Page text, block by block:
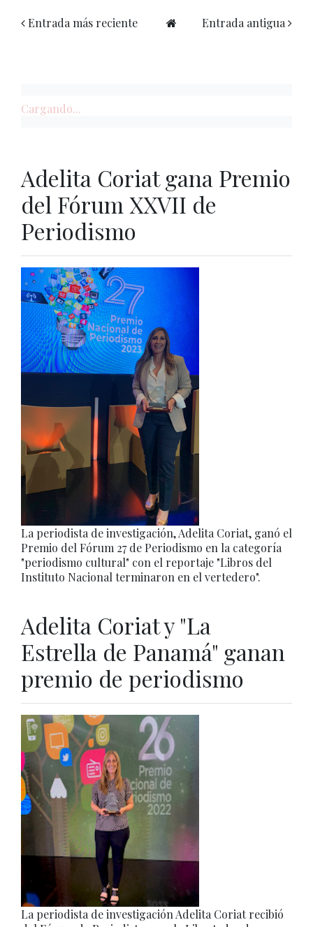
Entrada más reciente Entrada antigua
Cargando...
Adelita Coriat gana Premio
del Fórum XXVII de
Periodismo
La periodista de investigación, Adelita Coriat, ganó el
Premio del Fórum 27 de Periodismo en la categoría
"periodismo cultural" con el reportaje "Libros del
Instituto Nacional terminaron en el vertedero".
Adelita Coriat y "La
Estrella de Panamá" ganan
premio de periodismo
La periodista de investigación Adelita Coriat recibió